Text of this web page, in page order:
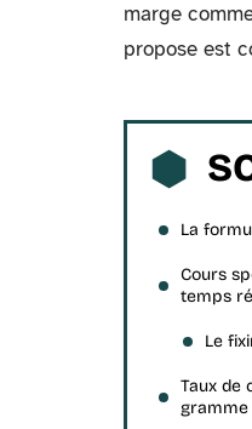
marge
propose est
La
Cours
temps
Le
Taux de